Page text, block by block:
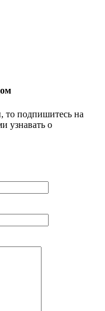
то подпишитесь на
узнавать о